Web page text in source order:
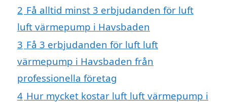
2 Få alltid minst 3 erbjudanden för luft
luft värmepump i Havsbaden
3 Få 3 erbjudanden för luft luft
värmepump i Havsbaden från
professionella företag
4 Hur mycket kostar luft luft värmepump i